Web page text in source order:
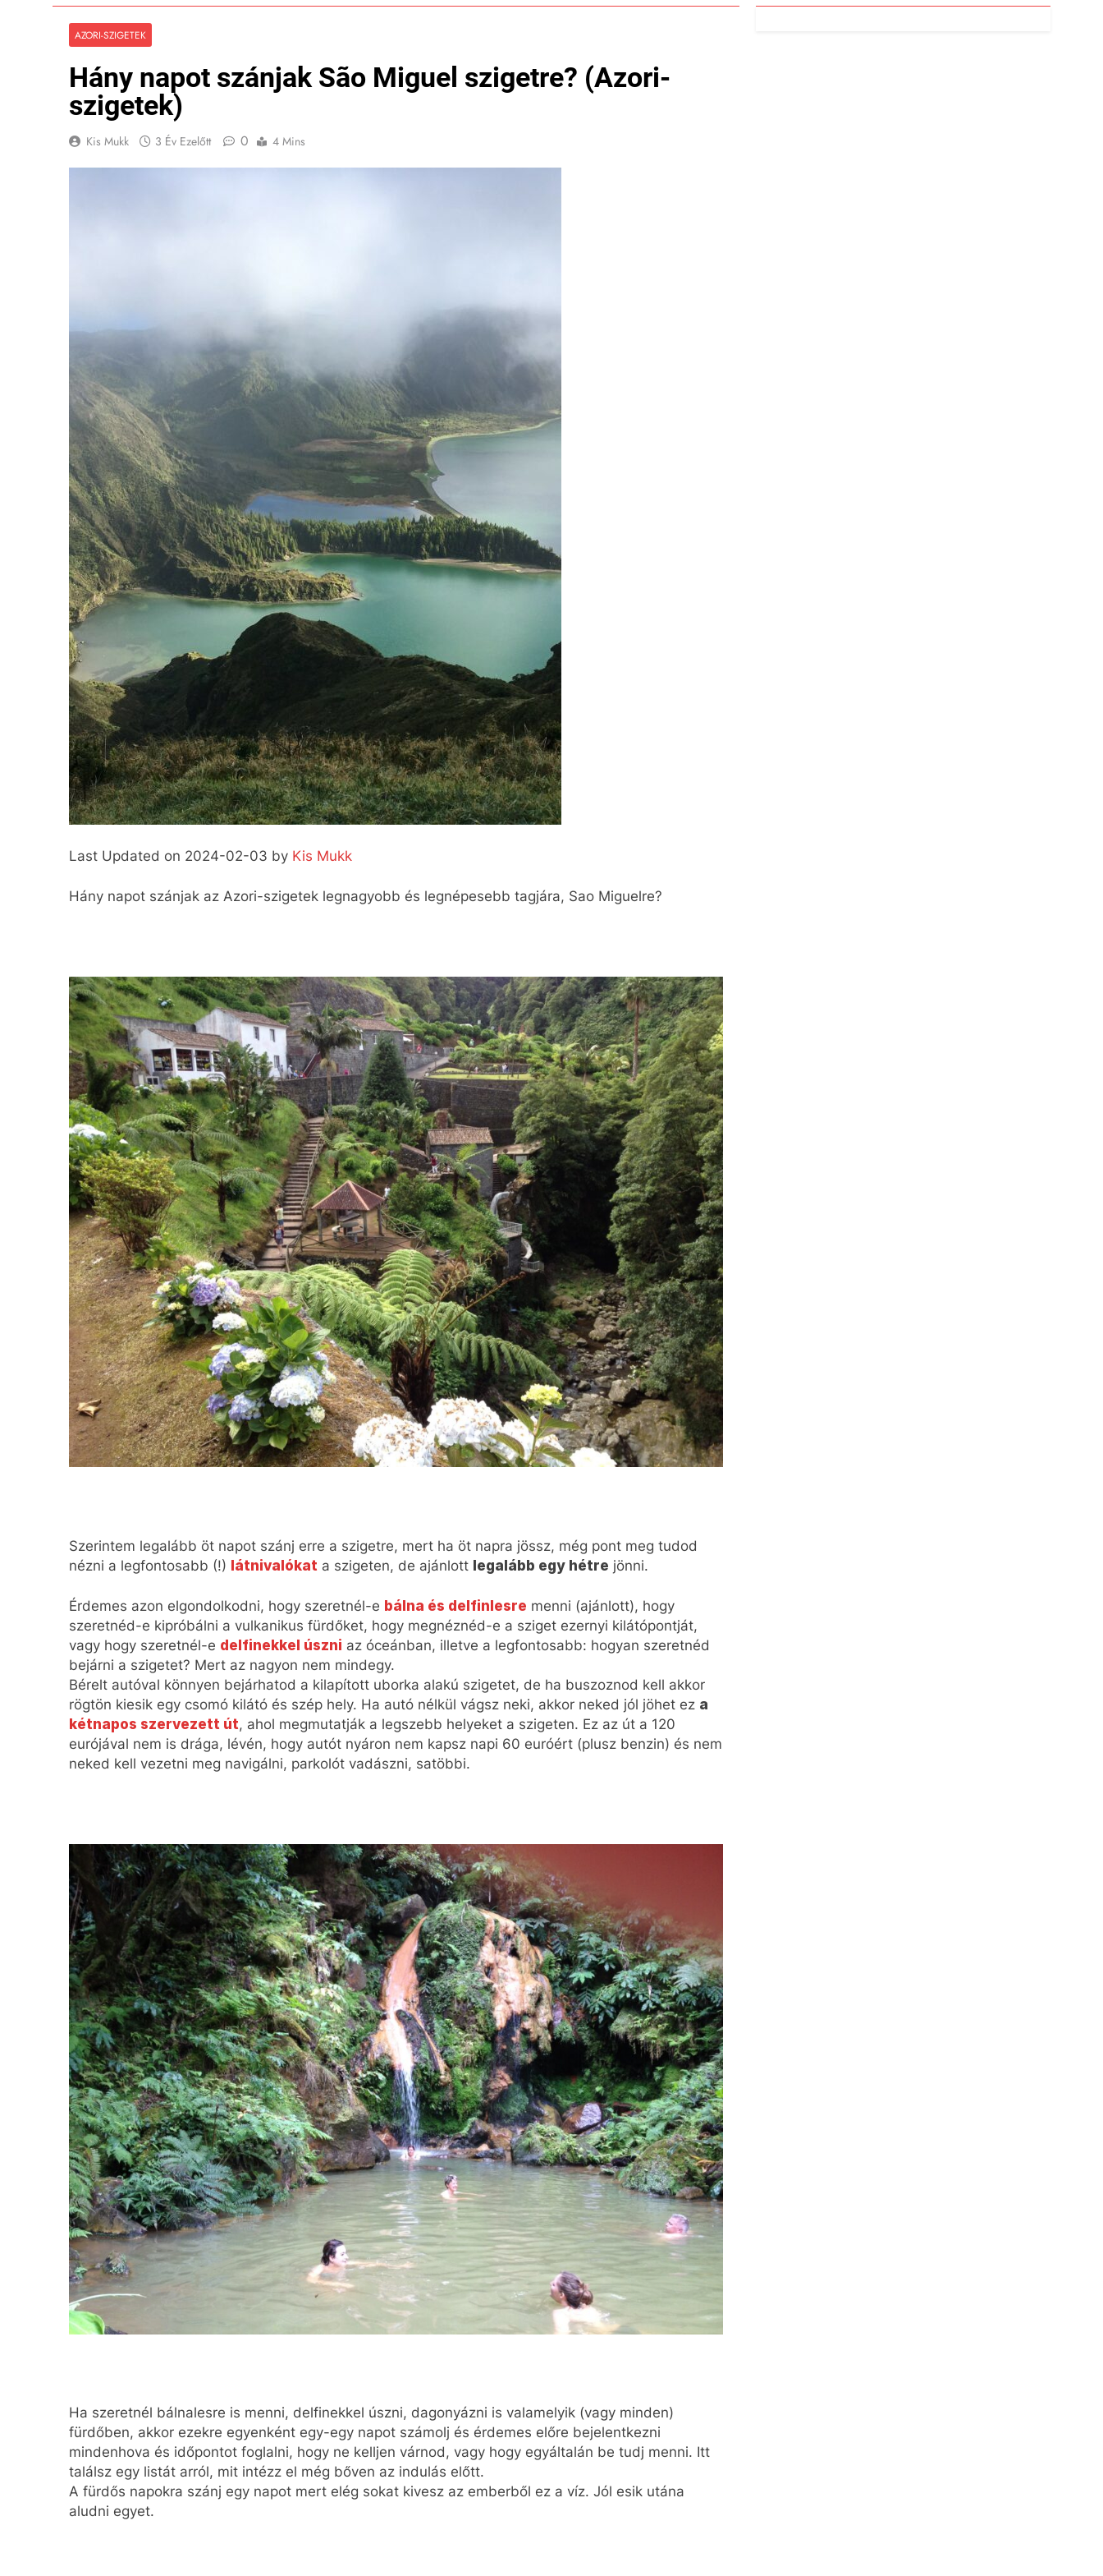
AZORI-SZIGETEK
Hány napot szánjak São Miguel szigetre? (Azori-
szigetek)
Kis Mukk 3 Év Ezelőtt 0 4 Mins
Last Updated on 2024-02-03 by Kis Mukk
Hány napot szánjak az Azori-szigetek legnagyobb és legnépesebb tagjára, Sao Miguelre?
Szerintem legalább öt napot szánj erre a szigetre, mert ha öt napra jössz, még pont meg tudod
nézni a legfontosabb (!) látnivalókat a szigeten, de ajánlott legalább egy hétre jönni.
Érdemes azon elgondolkodni, hogy szeretnél-e bálna és delfinlesre menni (ajánlott), hogy
szeretnéd-e kipróbálni a vulkanikus fürdőket, hogy megnéznéd-e a sziget ezernyi kilátópontját,
vagy hogy szeretnél-e delfinekkel úszni az óceánban, illetve a legfontosabb: hogyan szeretnéd
bejárni a szigetet? Mert az nagyon nem mindegy.
Bérelt autóval könnyen bejárhatod a kilapított uborka alakú szigetet, de ha buszoznod kell akkor
rögtön kiesik egy csomó kilátó és szép hely. Ha autó nélkül vágsz neki, akkor neked jól jöhet ez a
kétnapos szervezett út, ahol megmutatják a legszebb helyeket a szigeten. Ez az út a 120
eurójával nem is drága, lévén, hogy autót nyáron nem kapsz napi 60 euróért (plusz benzin) és nem
neked kell vezetni meg navigálni, parkolót vadászni, satöbbi.
Ha szeretnél bálnalesre is menni, delfinekkel úszni, dagonyázni is valamelyik (vagy minden)
fürdőben, akkor ezekre egyenként egy-egy napot számolj és érdemes előre bejelentkezni
mindenhova és időpontot foglalni, hogy ne kelljen várnod, vagy hogy egyáltalán be tudj menni. Itt
találsz egy listát arról, mit intézz el még bőven az indulás előtt.
A fürdős napokra szánj egy napot mert elég sokat kivesz az emberből ez a víz. Jól esik utána
aludni egyet.